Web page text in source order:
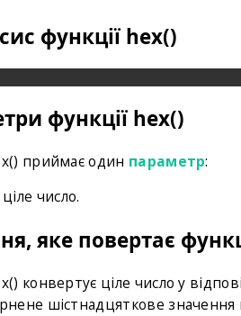
функції hex()
функції hex()
приймає один параметр:
число.
яке повертає
конвертує ціле число у
шістнадцяткове значення